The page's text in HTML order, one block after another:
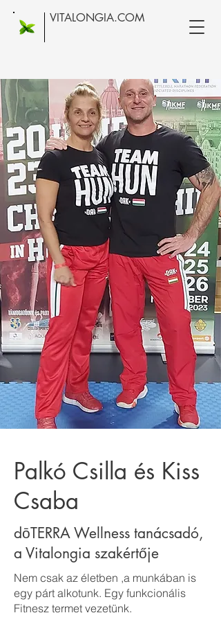
VITALONGIA.COM
Palkó Csilla és Kiss
Csaba
dōTERRA Wellness tanácsadó,
a Vitalongia szakértője
Nem csak az életben ,a munkában is
egy párt alkotunk. Egy funkcionális
Fitnesz termet vezetünk.